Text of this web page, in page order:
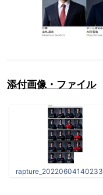
添付画像・ファイル